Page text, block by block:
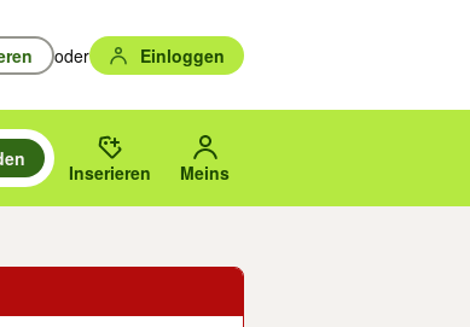
oder Einloggen
und mit Eingabetaste auswählen.
oder Vorschläge mit den Pfeiltasten nach oben/
Orts oder PLZ.
Inserieren Meins